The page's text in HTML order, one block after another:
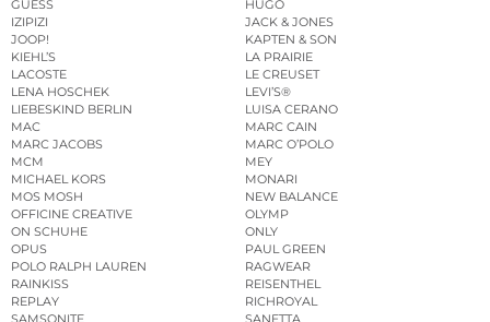
GUESS
HUGO
IZIPIZI
JACK & JONES
JOOP!
KAPTEN & SON
KIEHL’S
LA PRAIRIE
LACOSTE
LE CREUSET
LENA HOSCHEK
LEVI’S®
LIEBESKIND BERLIN
LUISA CERANO
MAC
MARC CAIN
MARC JACOBS
MARC O’POLO
MCM
MEY
MICHAEL KORS
MONARI
MOS MOSH
NEW BALANCE
OFFICINE CREATIVE
OLYMP
ON SCHUHE
ONLY
OPUS
PAUL GREEN
POLO RALPH LAUREN
RAGWEAR
RAINKISS
REISENTHEL
REPLAY
RICHROYAL
SAMSONITE
SANETTA